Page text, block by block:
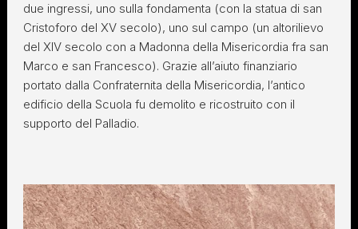
due ingressi, uno sulla fondamenta (con la statua di san
Cristoforo del XV secolo), uno sul campo (un altorilievo
del XIV secolo con a Madonna della Misericordia fra san
Marco e san Francesco). Grazie all’aiuto finanziario
portato dalla Confraternita della Misericordia, l’antico
edificio della Scuola fu demolito e ricostruito con il
supporto del Palladio.